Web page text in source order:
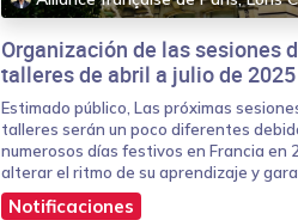
Organización de las sesiones
talleres de abril a julio de 2025
Estimado público, Las próximas
talleres serán un poco diferentes
numerosos días festivos en Francia en
alterar el ritmo de su aprendizaje y
Notificaciones